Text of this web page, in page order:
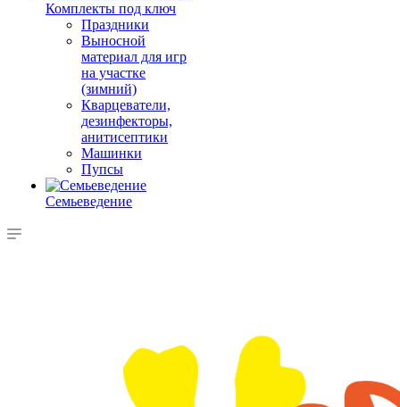
Комплекты под ключ
Праздники
Выносной
материал для игр
на участке
(зимний)
Кварцеватели,
дезинфекторы,
анитисептики
Машинки
Пупсы
Семьеведение